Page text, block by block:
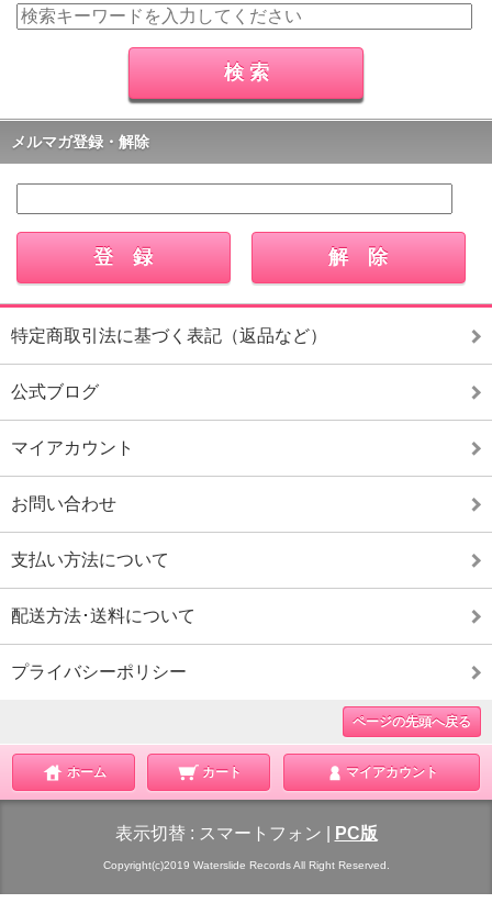
メルマガ登録・解除
特定商取引法に基づく表記（返品など）
公式ブログ
マイアカウント
お問い合わせ
支払い方法について
配送方法･送料について
プライバシーポリシー
ページの先頭へ戻る
ホーム カート マイアカウント
表示切替 : スマートフォン PC版
Copyright(c)2019 Waterslide Records All Right Reserved.